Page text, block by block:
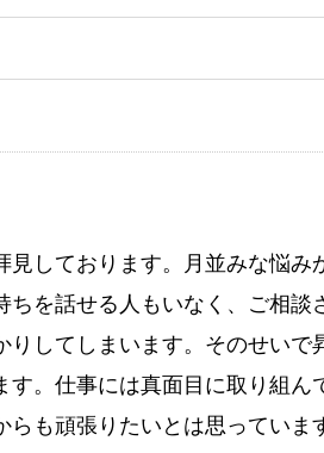
見しております。月並みな悩み
ちを話せる人もいなく、ご相談
りしてしまいます。そのせいで
す。仕事には真面目に取り組ん
も頑張りたいとは思っていま